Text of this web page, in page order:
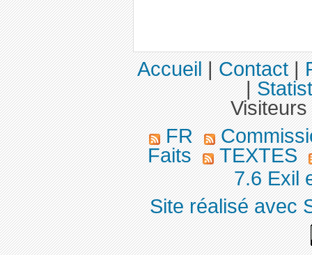
Accueil|Contact|
|
FR
Faits
TEXTES
7.6 Exil
Site réalisé avec